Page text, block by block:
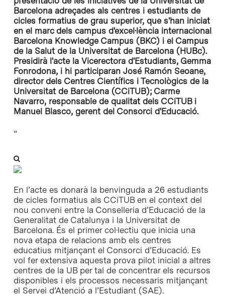
Barcelona adreçades als centres i estudiants de
cicles formatius de grau superior, que s'han iniciat
en el marc dels campus d'excel·lència internacional
Barcelona Knowledge Campus (BKC) i el Campus
de la Salut de la Universitat de Barcelona (HUBc).
Presidirà l'acte la Vicerectora d'Estudiants, Gemma
Fonrodona, i hi participaran José Ramón Seoane,
director dels Centres Científics i Tecnològics de la
Universitat de Barcelona (CCiTUB); Carme
Navarro, responsable de qualitat dels CCiTUB i
Manuel Blasco, gerent del Consorci d'Educació.
”
En l’acte es donarà la benvinguda a 26 estudiants
de cicles formatius als CCiTUB en el context del
nou conveni entre la Conselleria d’Educació de la
Generalitat de Catalunya i la Universitat de
Barcelona. És el primer col·lectiu que inicia una
nova etapa de relacions amb els centres
educatius mitjançant el Consorci d’Educació. Es
vol fer extensiva aquesta prova pilot inicial a altres
centres de la UB per tal de concentrar els recursos
disponibles i els processos necessaris mitjançant
el Servei d’Atenció a l’Estudiant (SAE).